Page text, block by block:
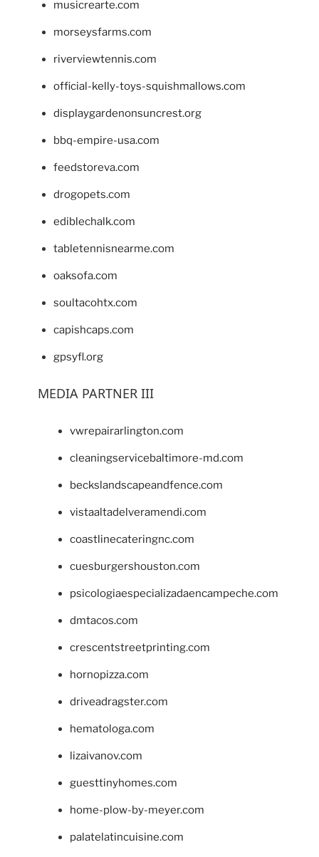
musicrearte.com
morseysfarms.com
riverviewtennis.com
official-kelly-toys-squishmallows.com
displaygardenonsuncrest.org
bbq-empire-usa.com
feedstoreva.com
drogopets.com
ediblechalk.com
tabletennisnearme.com
oaksofa.com
soultacohtx.com
capishcaps.com
gpsyfl.org
MEDIA PARTNER III
vwrepairarlington.com
cleaningservicebaltimore-md.com
beckslandscapeandfence.com
vistaaltadelveramendi.com
coastlinecateringnc.com
cuesburgershouston.com
psicologiaespecializadaencampeche.com
dmtacos.com
crescentstreetprinting.com
hornopizza.com
driveadragster.com
hematologa.com
lizaivanov.com
guesttinyhomes.com
home-plow-by-meyer.com
palatelatincuisine.com